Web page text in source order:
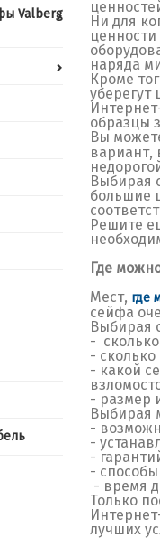
Valberg
Ни для
наряда
Кроме
уберегут
образцы
Вы
вариант,
Выбирая
большие
Решите
Где
Мест, где
сейфа
Выбирая
-
- сколько
- какой
- размер
Выбирая
-
-
-
-
- время
Только
лучших